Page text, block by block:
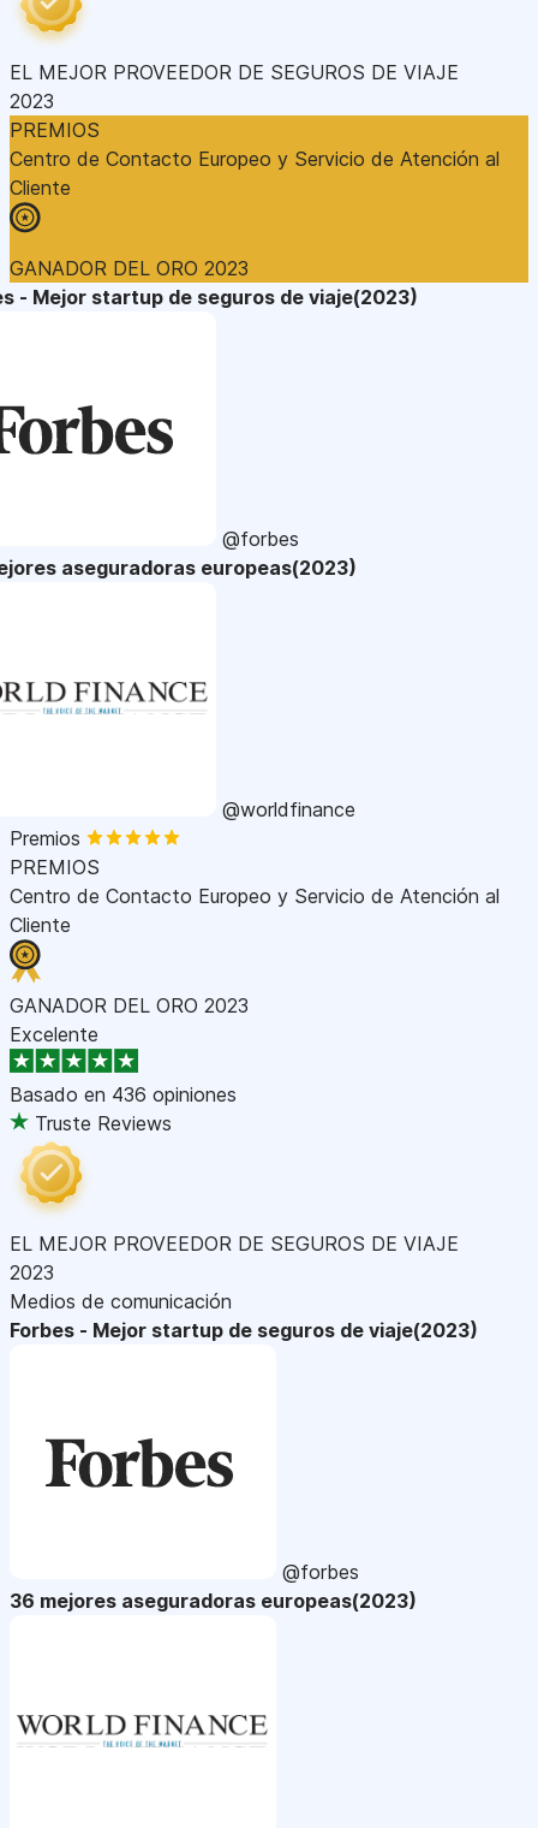
EL MEJOR PROVEEDOR DE SEGUROS DE VIAJE
2023
PREMIOS
Centro de Contacto Europeo y Servicio de Atención al
Cliente
GANADOR DEL ORO 2023
- Mejor startup de seguros de viaje(2023)
@forbes
aseguradoras europeas(2023)
@worldfinance
Premios
PREMIOS
Centro de Contacto Europeo y Servicio de Atención al
Cliente
GANADOR DEL ORO 2023
Excelente
Basado en 436 opiniones
Truste Reviews
EL MEJOR PROVEEDOR DE SEGUROS DE VIAJE
2023
Medios de comunicación
Forbes - Mejor startup de seguros de viaje(2023)
@forbes
36 mejores aseguradoras europeas(2023)